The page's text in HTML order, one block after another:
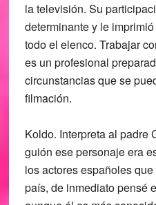
la televisión. Su
determinante y le
todo el elenco. Trabajar
es un profesional
circunstancias que se
filmación.
Koldo. Interpreta al padre
guión ese personaje era
los actores españoles
país, de inmediato pensé